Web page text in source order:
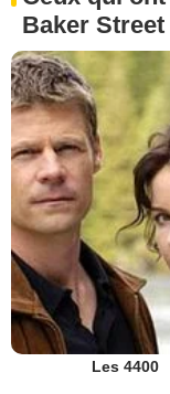
Baker
Les 4400